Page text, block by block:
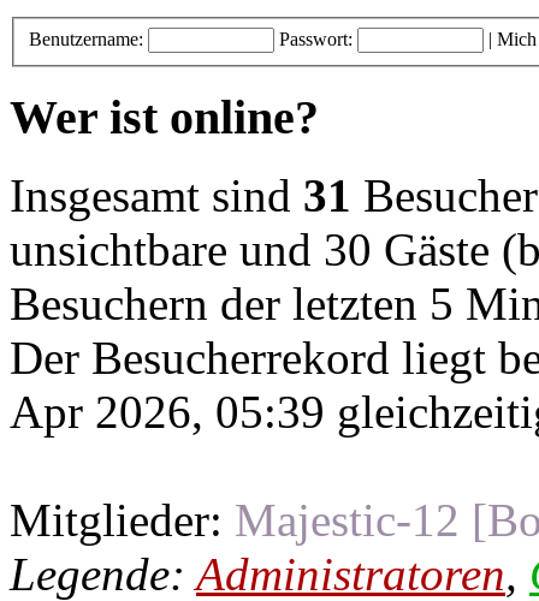
Benutzername: Passwort: | Mich
Wer ist online?
Insgesamt sind 31
unsichtbare und 30 Gäste
Besuchern der letzten 5
Der Besucherrekord liegt
Apr 2026, 05:39
Mitglieder: Majestic-12
Legende:Administratoren,